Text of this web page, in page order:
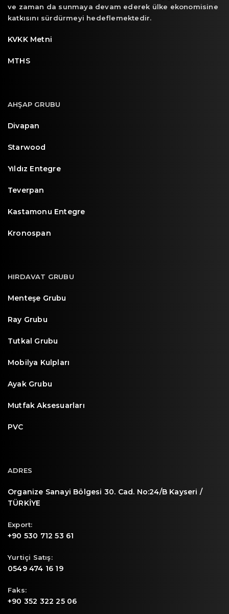
ve zaman da sunmaya devam ederek ülke ekonomisine
katkısını sürdürmeyi hedeflemektedir.
KVKK Metni
MTHS
AHŞAP GRUBU
Divapan
Starwood
Yıldız Entegre
Teverpan
Kastamonu Entegre
Kronospan
HIRDAVAT GRUBU
Menteşe Grubu
Ray Grubu
Tutkal Grubu
Mobilya Kulpları
Ayak Grubu
Mutfak Aksesuarları
PVC
ADRES
Organize Sanayi Bölgesi 30. Cad. No:24/B Kayseri /
TÜRKİYE
Export:
+90 530 712 53 61
Yurtiçi Satış:
0549 474 16 19
Faks:
+90 352 322 25 06